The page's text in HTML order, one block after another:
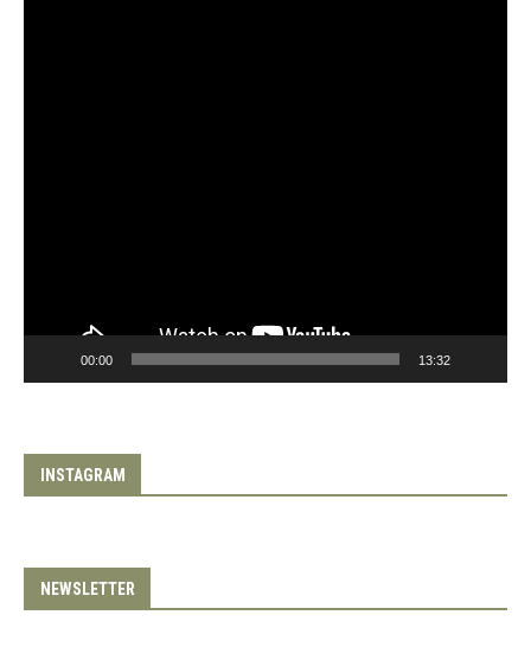
00:00 13:32
INSTAGRAM
NEWSLETTER